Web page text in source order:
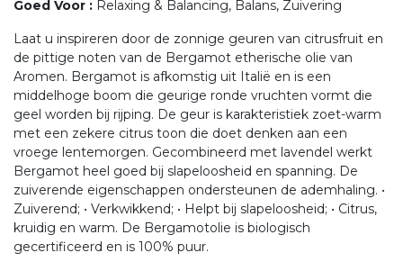
Goed Voor : Relaxing & Balancing, Balans, Zuivering
Laat u inspireren door de zonnige geuren van citrusfruit en
de pittige noten van de Bergamot etherische olie van
Aromen. Bergamot is afkomstig uit Italië en is een
middelhoge boom die geurige ronde vruchten vormt die
geel worden bij rijping. De geur is karakteristiek zoet-warm
met een zekere citrus toon die doet denken aan een
vroege lentemorgen. Gecombineerd met lavendel werkt
Bergamot heel goed bij slapeloosheid en spanning. De
zuiverende eigenschappen ondersteunen de ademhaling. •
Zuiverend; • Verkwikkend; • Helpt bij slapeloosheid; • Citrus,
kruidig en warm. De Bergamotolie is biologisch
gecertificeerd en is 100% puur.